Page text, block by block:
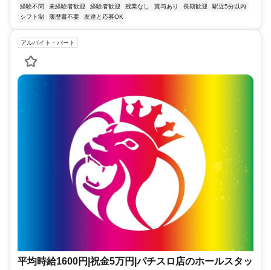
経験不問
未経験者歓迎 経験者歓迎 残業なし 賞与あり 長期歓迎
駅近5分以内
シフト制
履歴書不要 友達と応募OK
アルバイト・パート
平均時給1600円|祝金5万円|パチスロ店のホールスタッ